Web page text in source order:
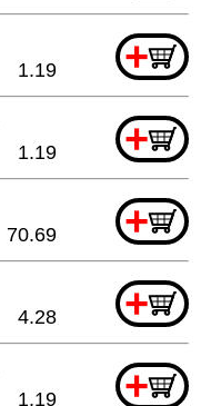
+
1.19
+
1.19
+
70.69
+
4.28
+
1.19